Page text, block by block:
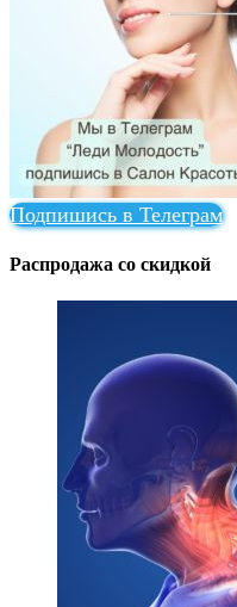
Подпишись в Телеграм
Распродажа со скидкой